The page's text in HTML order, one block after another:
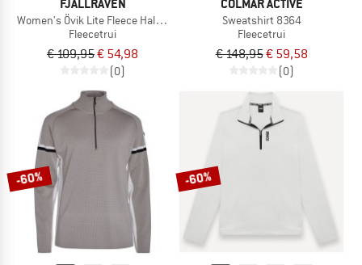
FJÄLLRÄVEN
Women's Övik Lite Fleece Half Zip
Fleecetrui
€ 109,95€ 54,98
(0)
COLMAR ACTIVE
Sweatshirt 8364
Fleecetrui
€ 148,95€ 59,58
(0)
-60% -60%